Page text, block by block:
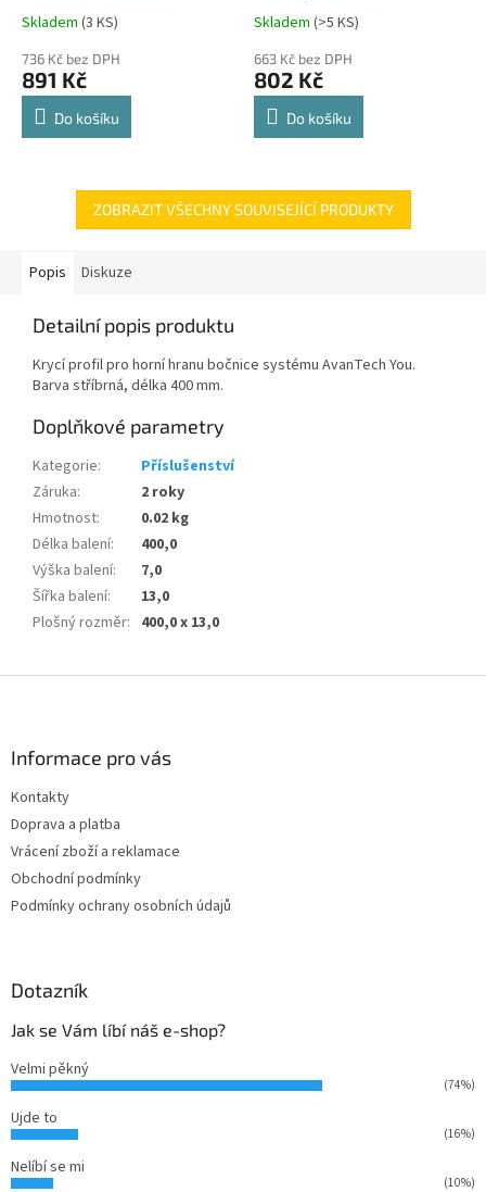
Comfort Spin 360° otočná
police 8kg
Průměrné
produktu
je
4,8
Skladem (3 KS)
736 Kč bez DPH
891 Kč
Do košíku
Průměrné
produktu
je
4,8
Skladem (>5 KS)
663 Kč bez DPH
802 Kč
Do košíku
ZOBRAZIT VŠECHNY SOUVISEJÍCÍ PRODUKTY
Popis Diskuze
Detailní popis produktu
Krycí profil pro horní hranu bočnice systému AvanTech You.
Barva stříbrná, délka 400 mm.
Doplňkové parametry
Kategorie:
Příslušenství
Záruka:
2 roky
Hmotnost:
0.02 kg
Délka balení:
400,0
Výška balení:
7,0
Šířka balení:
13,0
Plošný rozměr: 400,0 x 13,0
Informace pro vás
Kontakty
Doprava a platba
Vrácení zboží a reklamace
Obchodní podmínky
Podmínky ochrany osobních údajů
Dotazník
Jak se Vám líbí náš e-shop?
Velmi pěkný
(74%)
Ujde to
(16%)
Nelíbí se mi
(10%)